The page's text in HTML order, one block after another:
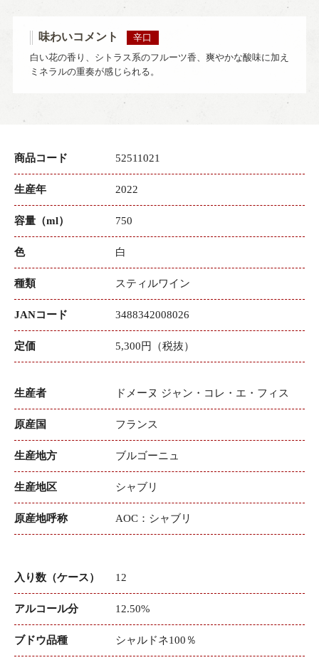
味わいコメント
辛口
白い花の香り、シトラス系のフルーツ香、爽やかな酸味に加え
ミネラルの重奏が感じられる。
商品コード 52511021
生産年 2022
容量（ml） 750
色 白
種類 スティルワイン
JANコード 3488342008026
定価 5,300円（税抜）
生産者 ドメーヌ ジャン・コレ・エ・フィス
原産国 フランス
生産地方 ブルゴーニュ
生産地区 シャブリ
原産地呼称 AOC：シャブリ
入り数（ケース） 12
アルコール分 12.50%
ブドウ品種 シャルドネ100％